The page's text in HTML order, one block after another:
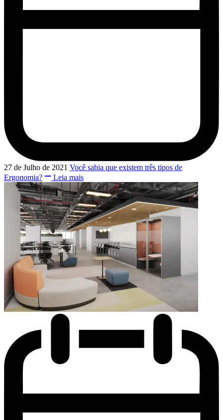
27 de Julho de 2021 Você sabia que existem três tipos de
Ergonomia?
Leia mais